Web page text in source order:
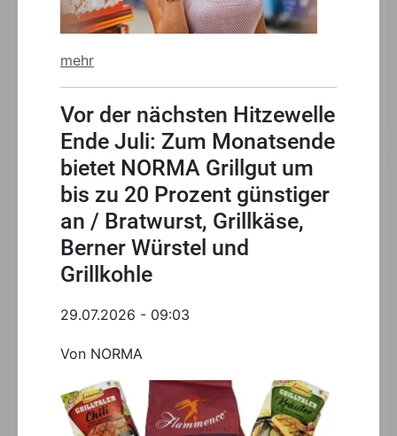
mehr
Vor der nächsten Hitzewelle
Ende Juli: Zum Monatsende
bietet NORMA Grillgut um
bis zu 20 Prozent günstiger
an / Bratwurst, Grillkäse,
Berner Würstel und
Grillkohle
29.07.2026 - 09:03
Von NORMA